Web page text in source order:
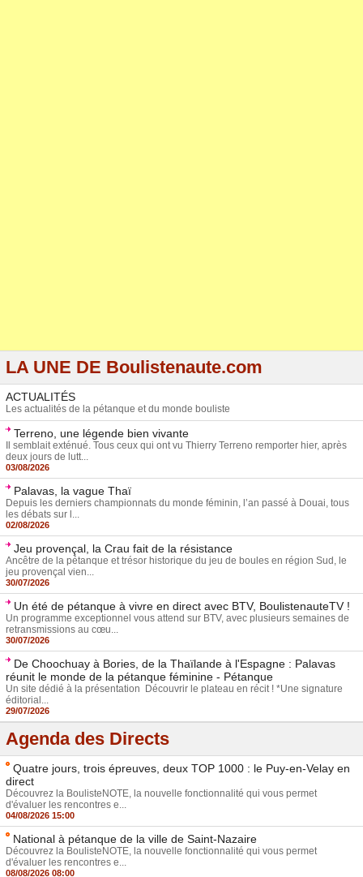
LA UNE DE Boulistenaute.com
ACTUALITÉS
Les actualités de la pétanque et du monde bouliste
Terreno, une légende bien vivante
Il semblait exténué. Tous ceux qui ont vu Thierry Terreno remporter hier, après
deux jours de lutt...
03/08/2026
Palavas, la vague Thaï
Depuis les derniers championnats du monde féminin, l’an passé à Douai, tous
les débats sur l...
02/08/2026
Jeu provençal, la Crau fait de la résistance
Ancêtre de la pétanque et trésor historique du jeu de boules en région Sud, le
jeu provençal vien...
30/07/2026
Un été de pétanque à vivre en direct avec BTV, BoulistenauteTV !
Un programme exceptionnel vous attend sur BTV, avec plusieurs semaines de
retransmissions au cœu...
30/07/2026
De Choochuay à Bories, de la Thaïlande à l'Espagne : Palavas
réunit le monde de la pétanque féminine - Pétanque
Un site dédié à la présentation Découvrir le plateau en récit ! *Une signature
éditorial...
29/07/2026
Agenda des Directs
Quatre jours, trois épreuves, deux TOP 1000 : le Puy-en-Velay en
direct
Découvrez la BoulisteNOTE, la nouvelle fonctionnalité qui vous permet
d'évaluer les rencontres e...
04/08/2026 15:00
National à pétanque de la ville de Saint-Nazaire
Découvrez la BoulisteNOTE, la nouvelle fonctionnalité qui vous permet
d'évaluer les rencontres e...
08/08/2026 08:00